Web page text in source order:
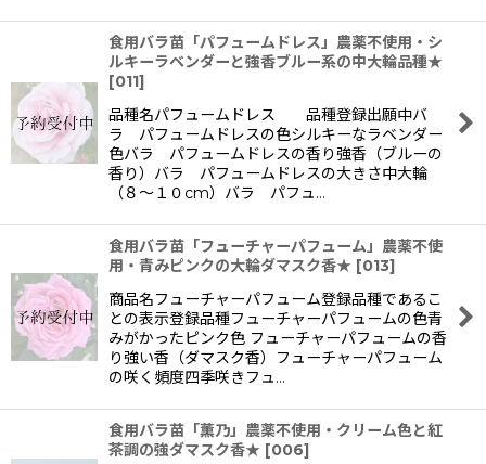
食用バラ苗「パフュームドレス」農薬不使用・シ
ルキーラベンダーと強香ブルー系の中大輪品種★
[011]
品種名パフュームドレス 品種登録出願中バ
ラ パフュームドレスの色シルキーなラベンダー
色バラ パフュームドレスの香り強香（ブルーの
香り）バラ パフュームドレスの大きさ中大輪
（８〜１０cm）バラ パフュ…
食用バラ苗「フューチャーパフューム」農薬不使
用・青みピンクの大輪ダマスク香★ [013]
商品名フューチャーパフューム登録品種であるこ
との表示登録品種フューチャーパフュームの色青
みがかったピンク色 フューチャーパフュームの香
り強い香（ダマスク香）フューチャーパフューム
の咲く頻度四季咲きフュ…
食用バラ苗「薫乃」農薬不使用・クリーム色と紅
茶調の強ダマスク香★ [006]